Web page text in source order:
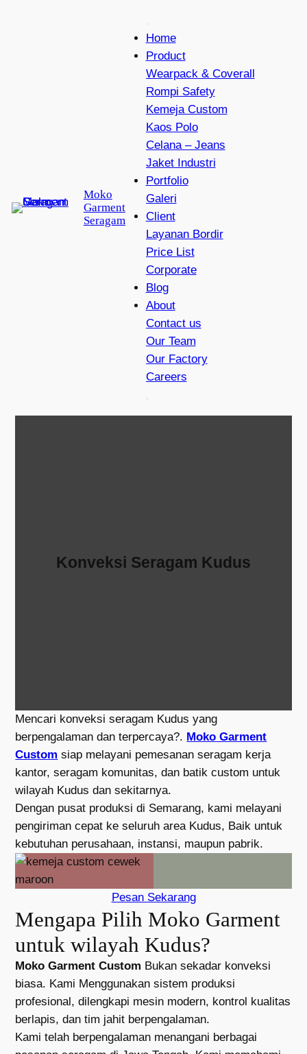
Moko
Garment
Seragam
Home
Product
Wearpack & Coverall
Rompi Safety
Kemeja Custom
Kaos Polo
Celana – Jeans
Jaket Industri
Portfolio
Galeri
Client
Layanan Bordir
Price List
Corporate
Blog
About
Contact us
Our Team
Our Factory
Careers
Konveksi Seragam Kudus
Mencari konveksi seragam Kudus yang
berpengalaman dan terpercaya?. Moko Garment
Custom siap melayani pemesanan seragam kerja
kantor, seragam komunitas, dan batik custom untuk
wilayah Kudus dan sekitarnya.
Dengan pusat produksi di Semarang, kami melayani
pengiriman cepat ke seluruh area Kudus, Baik untuk
kebutuhan perusahaan, instansi, maupun pabrik.
Pesan Sekarang
Mengapa Pilih Moko Garment
untuk wilayah Kudus?
Moko Garment Custom Bukan sekadar konveksi
biasa. Kami Menggunakan sistem produksi
profesional, dilengkapi mesin modern, kontrol kualitas
berlapis, dan tim jahit berpengalaman.
Kami telah berpengalaman menangani berbagai